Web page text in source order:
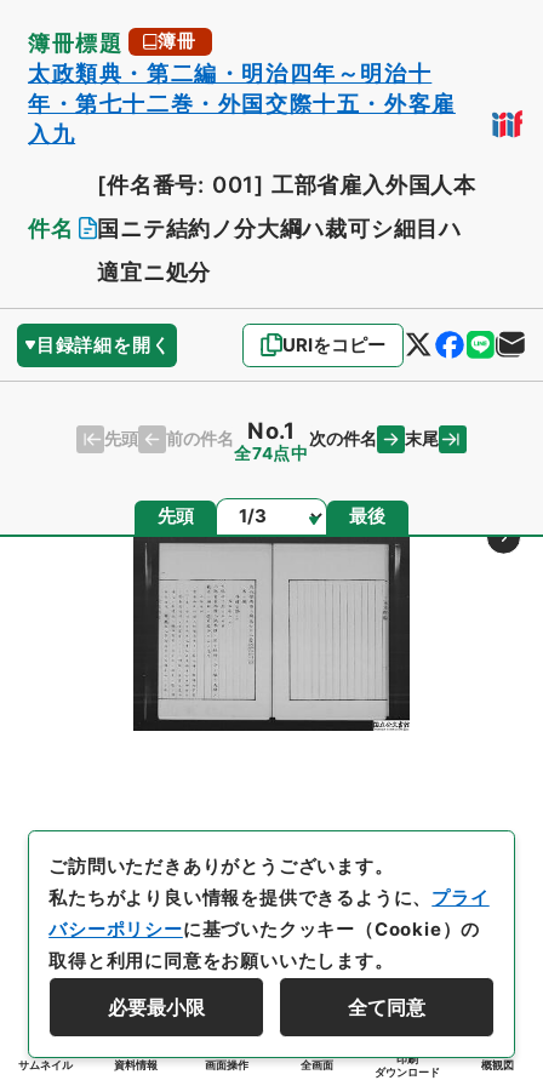
簿冊標題 簿冊
太政類典・第二編・明治四年～明治十
年・第七十二巻・外国交際十五・外客雇
入九
件名
[件名番号: 001] 工部省雇入外国人本
国ニテ結約ノ分大綱ハ裁可シ細目ハ
適宜ニ処分
目録詳細を開く URIをコピー
先頭 前の件名 No.1
全74点中
次の件名 末尾
先頭 ページ 最後
サムネイル 資料情報 画面操作 全画面
印刷
ダウンロード
概観図
ご訪問いただきありがとうございます。
私たちがより良い情報を提供できるように、 プライ
バシーポリシーに基づいたクッキー（Cookie）の
取得と利用に同意をお願いいたします。
必要最小限 全て同意